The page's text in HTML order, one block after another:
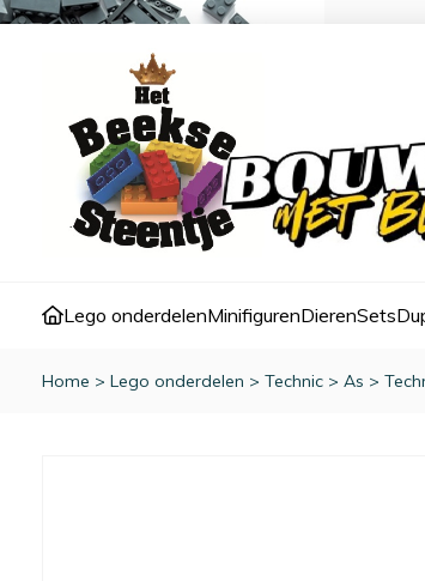
Lego onderdelenMinifigurenDierenSets
Home > Lego onderdelen > Technic > As >